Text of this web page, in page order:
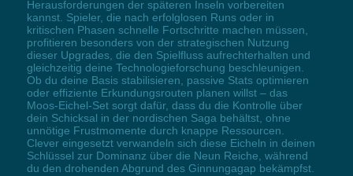
Herausforderungen der späteren Inseln vorbereiten
kannst. Spieler, die nach erfolglosen Runs oder in
kritischen Phasen schnelle Fortschritte machen müssen,
profitieren besonders von der strategischen Nutzung
dieser Upgrades, die den Spielfluss aufrechterhalten und
gleichzeitig deine Technologieforschung beschleunigen.
Ob du deine Basis stabilisieren, passive Stats optimieren
oder effiziente Erkundungsrouten planen willst – das
Moos-Eichel-Set sorgt dafür, dass du die Kontrolle über
dein Schicksal in der nordischen Saga behältst, ohne
unnötige Frustmomente durch knappe Ressourcen.
Clever eingesetzt verwandeln sich diese Eicheln in deinen
Schlüssel zur Dominanz über die Neun Reiche, während
du den drohenden Abgrund des Ginnungagap bekämpfst.